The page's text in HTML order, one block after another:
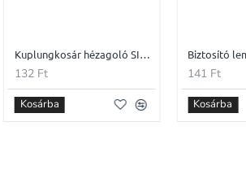
Kuplungkosár hézagoló SIMSON S51 1.2mm
132 Ft
Kosárba
141 Ft
Kosárba